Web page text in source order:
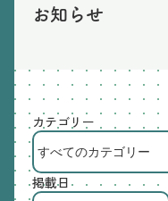
お知らせ
カテゴリー
掲載日